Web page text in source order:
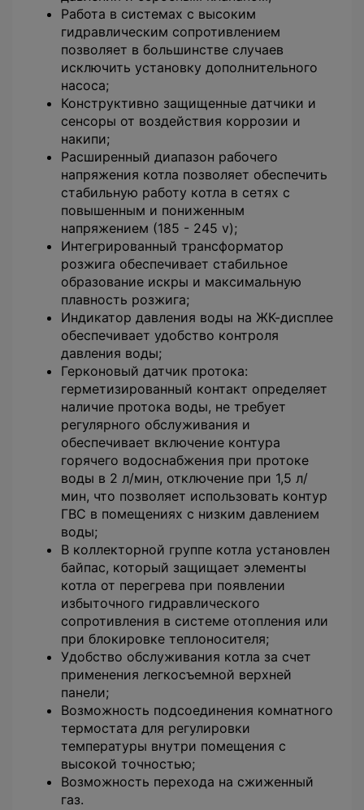
Работа в системах с высоким
гидравлическим сопротивлением
позволяет в большинстве случаев
исключить установку дополнительного
насоса;
Конструктивно защищенные датчики и
сенсоры от воздействия коррозии и
накипи;
Расширенный диапазон рабочего
напряжения котла позволяет обеспечить
стабильную работу котла в сетях с
повышенным и пониженным
напряжением (185 - 245 v);
Интегрированный трансформатор
розжига обеспечивает стабильное
образование искры и максимальную
плавность розжига;
Индикатор давления воды на ЖК-дисплее
обеспечивает удобство контроля
давления воды;
Герконовый датчик протока:
герметизированный контакт определяет
наличие протока воды, не требует
регулярного обслуживания и
обеспечивает включение контура
горячего водоснабжения при протоке
воды в 2 л/мин, отключение при 1,5 л/
мин, что позволяет использовать контур
ГВС в помещениях с низким давлением
воды;
В коллекторной группе котла установлен
байпас, который защищает элементы
котла от перегрева при появлении
избыточного гидравлического
сопротивления в системе отопления или
при блокировке теплоносителя;
Удобство обслуживания котла за счет
применения легкосъемной верхней
панели;
Возможность подсоединения комнатного
термостата для регулировки
температуры внутри помещения с
высокой точностью;
Возможность перехода на сжиженный
газ.